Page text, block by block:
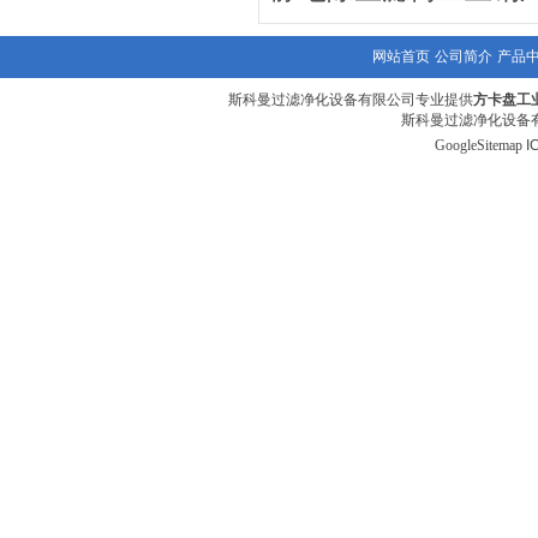
网站首页 公司简介 产品
斯科曼过滤净化设备有限公司专业提供方卡盘工
斯科曼过滤净化设备
GoogleSitemap